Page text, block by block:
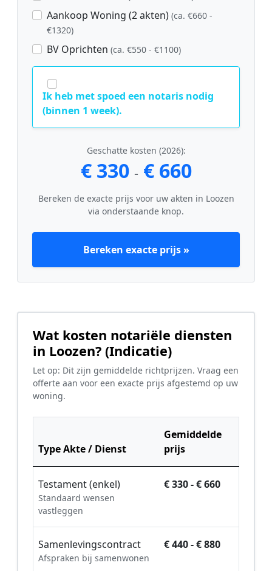
Aankoop Woning (2 akten) (ca. €660 -
€1320)
BV Oprichten (ca. €550 - €1100)
Ik heb met spoed een notaris nodig
(binnen 1 week).
Geschatte kosten (2026):
€ 330 - € 660
Bereken de exacte prijs voor uw akten in Loozen
via onderstaande knop.
Bereken exacte prijs »
Wat kosten notariële diensten
in Loozen? (Indicatie)
Let op: Dit zijn gemiddelde richtprijzen. Vraag een
offerte aan voor een exacte prijs afgestemd op uw
woning.
Type Akte / Dienst
Gemiddelde
prijs
Testament (enkel)
Standaard wensen
vastleggen
€ 330 - € 660
Samenlevingscontract
Afspraken bij samenwonen
€ 440 - € 880